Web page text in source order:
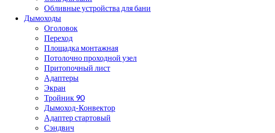
Обливные устройства для бани
Дымоходы
Оголовок
Переход
Площадка монтажная
Потолочно проходной узел
Притопочный лист
Адаптеры
Экран
Тройник 90
Дымоход-Конвектор
Адаптер стартовый
Сэндвич